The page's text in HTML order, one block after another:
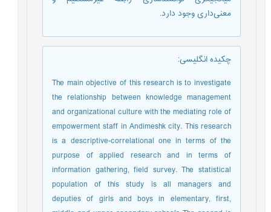
معنی‌داری وجود دارد.
چکیده انگلیسی:
The main objective of this research is to investigate
the relationship between knowledge management
and organizational culture with the mediating role of
empowerment staff in Andimeshk city. This research
is a descriptive-correlational one in terms of the
purpose of applied research and in terms of
information gathering, field survey. The statistical
population of this study is all managers and
deputies of girls and boys in elementary, first,